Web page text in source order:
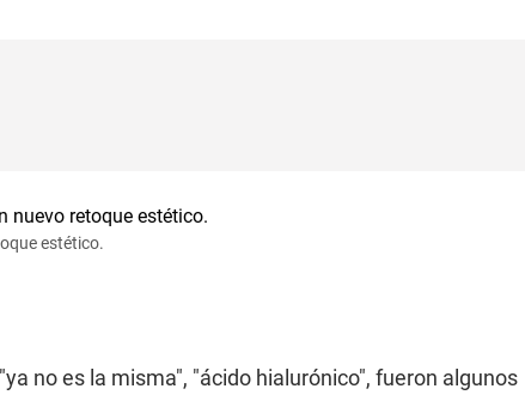
estético.
no es la misma", "ácido hialurónico", fueron algunos